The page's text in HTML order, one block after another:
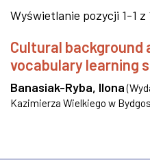
Wyświetlanie pozycji 1-1 z
Cultural background
vocabulary learning
Banasiak-Ryba, Ilona (
Kazimierza Wielkiego w